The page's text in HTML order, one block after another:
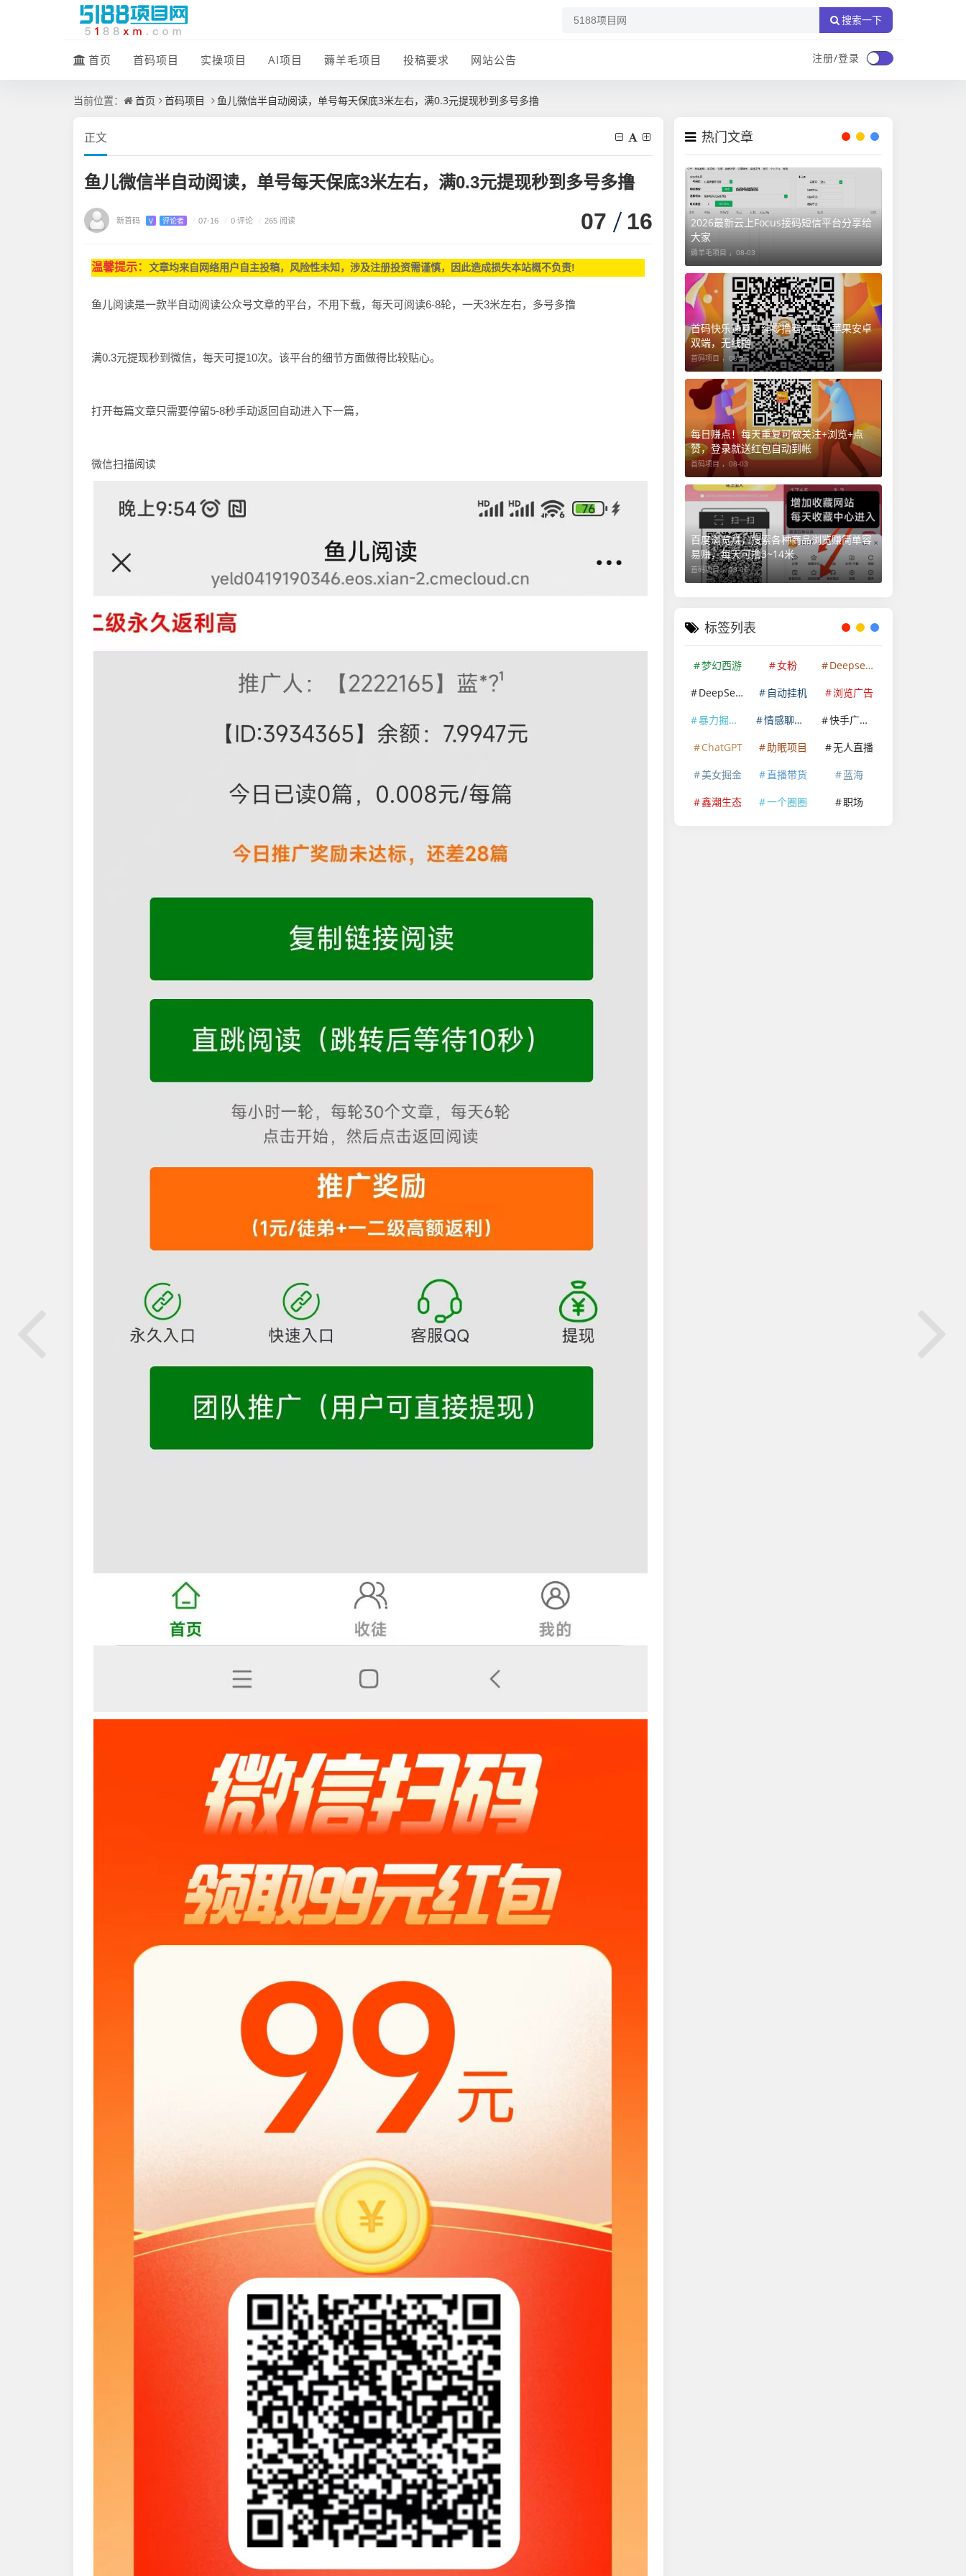
搜索一下
首页 首码项目 实操项目 AI项目 薅羊毛项目 投稿要求 网站公告 注册/登录
当前位置： 首页 首码项目 鱼儿微信半自动阅读，单号每天保底3米左右，满0.3元提现秒到多号多撸
正文
鱼儿微信半自动阅读，单号每天保底3米左右，满0.3元提现秒到多号多撸
新首码 V 评论者 / 07-16 / 0 评论 / 265 阅读 07 16
温馨提示： 文章均来自网络用户自主投稿， 风险性未知，涉及注册投资需谨慎，因此造成损失本站概不负责!
鱼儿阅读是一款半自动阅读公众号文章的平台，不用下载，每天可阅读6-8轮，一天3米左右，多号多撸
满0.3元提现秒到微信，每天可提10次。该平台的细节方面做得比较贴心。
打开每篇文章只需要停留5-8秒手动返回自动进入下一篇，
微信扫描阅读
热门文章
2026最新云上Focus接码短信平台分享给
大家
薅羊毛项目 ， 08-03
首码快乐速算，纯零撸看广告，苹果安卓
双端，无线撸
首码项目 ， 08-05
每日赚点！每天重复可做关注+浏览+点
赞，登录就送红包自动到帐
首码项目 ， 08-03
百度浏览赚，搜索各种商品浏览赚简单容
易赚，每天可撸3~14米
首码项目 ，08-06
标签列表
梦幻西游 女粉
Deepseek
DeepSeek
自动挂机
浏览广告
暴力掘金项目
情感聊天赛道
快手广告掘金
ChatGPT
助眠项目
无人直播
美女掘金
直播带货
蓝海
鑫潮生态
一个圈圈 职场